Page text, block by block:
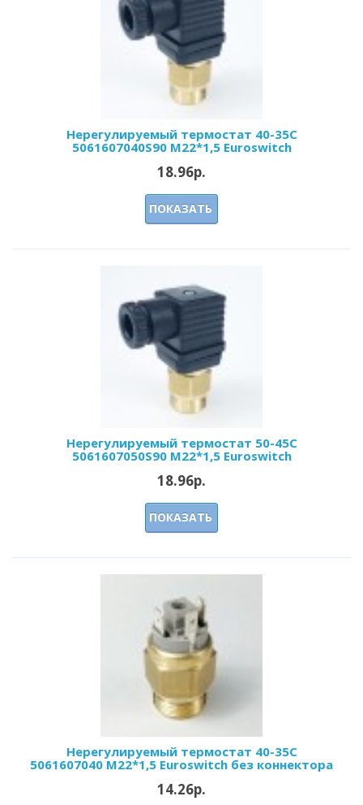
Нерегулируемый термостат 40-35С
5061607040S90 М22*1,5 Euroswitch
18.96р.
ПОКАЗАТЬ
Нерегулируемый термостат 50-45С
5061607050S90 М22*1,5 Euroswitch
18.96р.
ПОКАЗАТЬ
Нерегулируемый термостат 40-35С
5061607040 М22*1,5 Euroswitch без коннектора
14.26р.